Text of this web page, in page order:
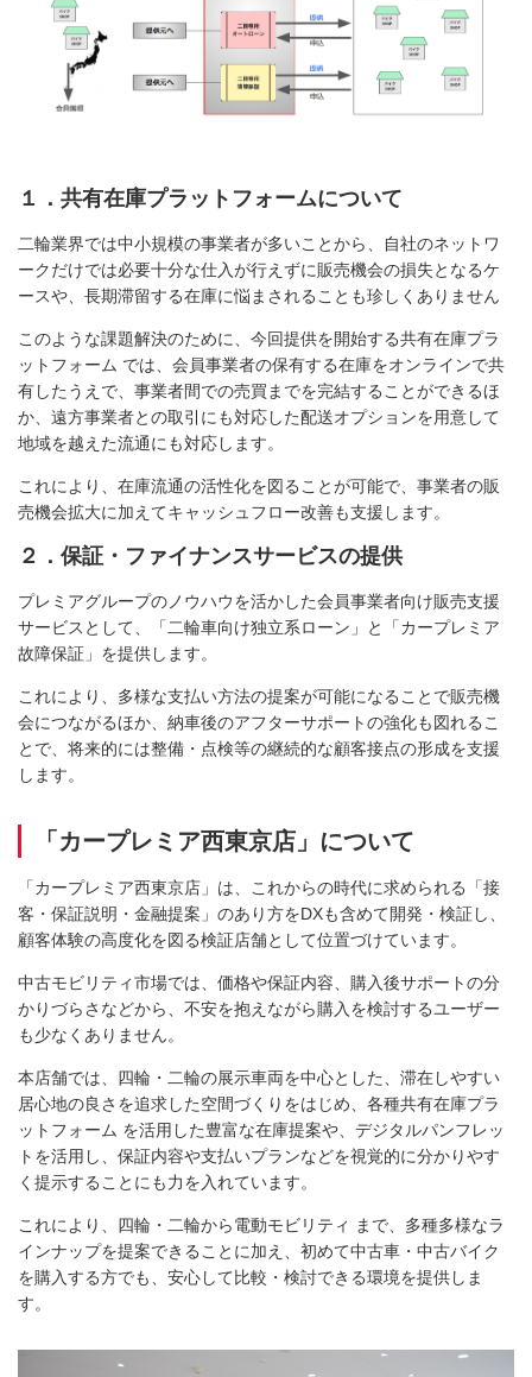
１．共有在庫プラットフォームについて
二輪業界では中小規模の事業者が多いことから、自社のネットワ
ークだけでは必要十分な仕入が行えずに販売機会の損失となるケ
ースや、長期滞留する在庫に悩まされることも珍しくありません
このような課題解決のために、今回提供を開始する共有在庫プラ
ットフォーム では、会員事業者の保有する在庫をオンラインで共
有したうえで、事業者間での売買までを完結することができるほ
か、遠方事業者との取引にも対応した配送オプションを用意して
地域を越えた流通にも対応します。
これにより、在庫流通の活性化を図ることが可能で、事業者の販
売機会拡大に加えてキャッシュフロー改善も支援します。
２．保証・ファイナンスサービスの提供
プレミアグループのノウハウを活かした会員事業者向け販売支援
サービスとして、「二輪車向け独立系ローン」と「カープレミア
故障保証」を提供します。
これにより、多様な支払い方法の提案が可能になることで販売機
会につながるほか、納車後のアフターサポートの強化も図れるこ
とで、将来的には整備・点検等の継続的な顧客接点の形成を支援
します。
「カープレミア西東京店」について
「カープレミア西東京店」は、これからの時代に求められる「接
客・保証説明・金融提案」のあり方をDXも含めて開発・検証し、
顧客体験の高度化を図る検証店舗として位置づけています。
中古モビリティ市場では、価格や保証内容、購入後サポートの分
かりづらさなどから、不安を抱えながら購入を検討するユーザー
も少なくありません。
本店舗では、四輪・二輪の展示車両を中心とした、滞在しやすい
居心地の良さを追求した空間づくりをはじめ、各種共有在庫プラ
ットフォーム を活用した豊富な在庫提案や、デジタルパンフレッ
トを活用し、保証内容や支払いプランなどを視覚的に分かりやす
く提示することにも力を入れています。
これにより、四輪・二輪から電動モビリティ まで、多種多様なラ
インナップを提案できることに加え、初めて中古車・中古バイク
を購入する方でも、安心して比較・検討できる環境を提供しま
す。